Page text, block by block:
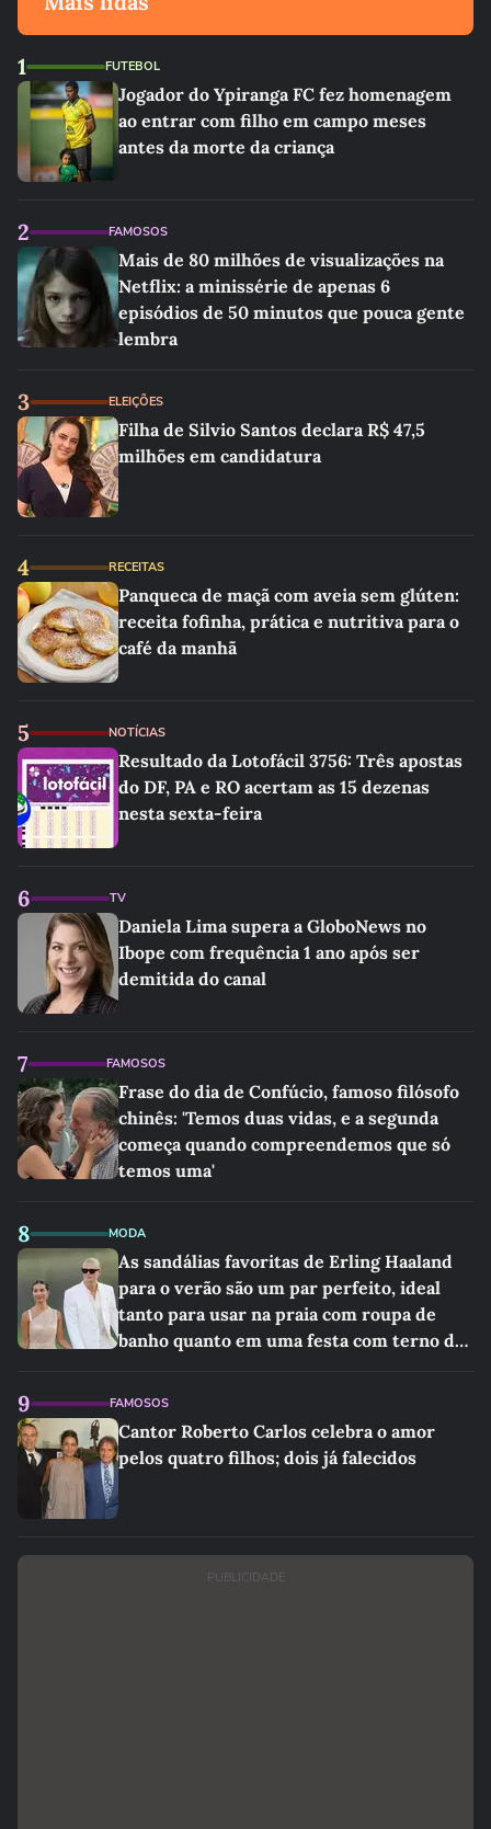
1 FUTEBOL
Jogador do Ypiranga FC fez homenagem
ao entrar com filho em campo meses
antes da morte da criança
2 FAMOSOS
Mais de 80 milhões de visualizações na
Netflix: a minissérie de apenas 6
episódios de 50 minutos que pouca gente
lembra
3 ELEIÇÕES
Filha de Silvio Santos declara R$ 47,5
milhões em candidatura
4 RECEITAS
Panqueca de maçã com aveia sem glúten:
receita fofinha, prática e nutritiva para o
café da manhã
5 NOTÍCIAS
Resultado da Lotofácil 3756: Três apostas
do DF, PA e RO acertam as 15 dezenas
nesta sexta-feira
6 TV
Daniela Lima supera a GloboNews no
Ibope com frequência 1 ano após ser
demitida do canal
7 FAMOSOS
Frase do dia de Confúcio, famoso filósofo
chinês: 'Temos duas vidas, e a segunda
começa quando compreendemos que só
temos uma'
8 MODA
As sandálias favoritas de Erling Haaland
para o verão são um par perfeito, ideal
tanto para usar na praia com roupa de
banho quanto em uma festa com terno de
9 FAMOSOS
Cantor Roberto Carlos celebra o amor
pelos quatro filhos; dois já falecidos
PUBLICIDADE